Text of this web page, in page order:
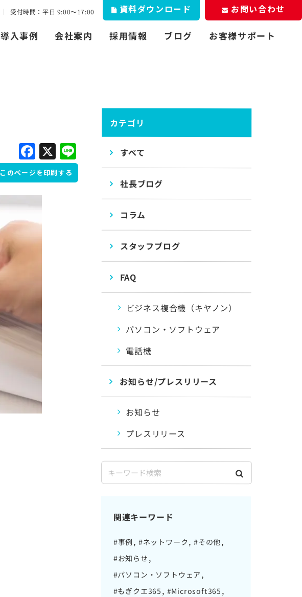
受付時間：平日 9:00〜17:00 資料ダウンロード お問い合わせ
導入事例 会社案内 採用情報 ブログ お客様サポート
Facebook
X Line
このページを印刷する
カテゴリ
すべて
社長ブログ
コラム
スタッフブログ
FAQ
ビジネス複合機（キヤノン）
パソコン・ソフトウェア
電話機
お知らせ/プレスリリース
お知らせ
プレスリリース
関連キーワード
#事例 #ネットワーク #その他
#お知らせ
#パソコン・ソフトウェア
#もぎクエ365 #Microsoft365